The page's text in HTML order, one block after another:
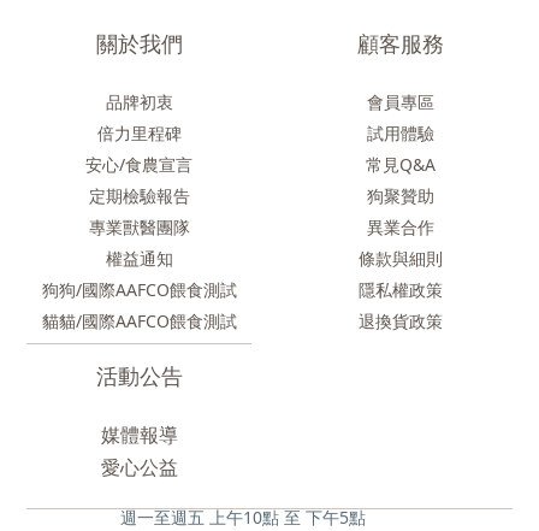
關於我們
品牌初衷
倍力里程碑
安心/食農宣言
定期檢驗報告
專業獸醫團隊
權益通知
狗狗/國際AAFCO餵食測試
貓貓/國際AAFCO餵食測試
活動公告
媒體報導
愛心公益
顧客服務
會員專區
試用體驗
常見Q&A
狗聚贊助
異業合作
條款與細則
隱私權政策
退換貨政策
週一至週五 上午10點 至 下午5點